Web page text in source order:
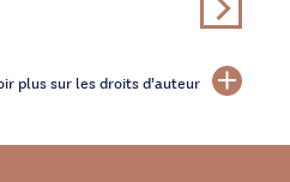
plus sur les droits d'auteur